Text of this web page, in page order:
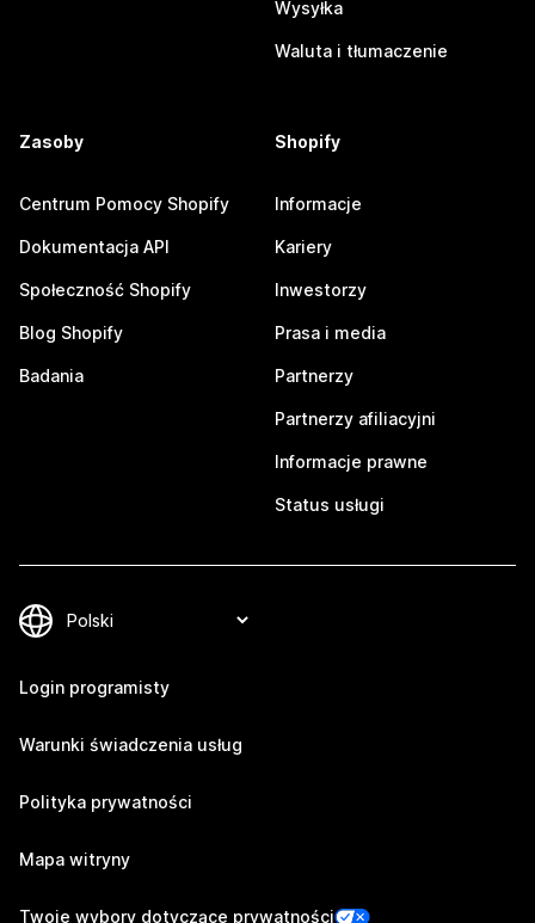
Wysyłka
Waluta i tłumaczenie
Zasoby
Centrum Pomocy Shopify
Dokumentacja API
Społeczność Shopify
Blog Shopify
Badania
Shopify
Informacje
Kariery
Inwestorzy
Prasa i media
Partnerzy
Partnerzy afiliacyjni
Informacje prawne
Status usługi
Login programisty
Warunki świadczenia usług
Polityka prywatności
Mapa witryny
Twoje wybory dotyczące prywatności